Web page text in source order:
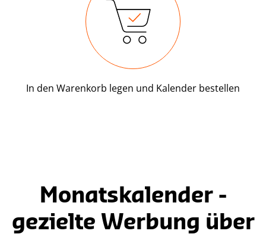
In den Warenkorb legen und Kalender bestellen
Monatskalender -
gezielte Werbung über